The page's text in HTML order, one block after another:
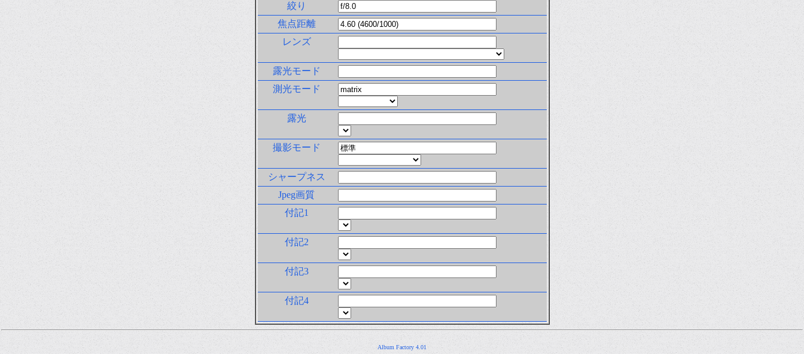
絞り
焦点距離
レンズ
露光モード
測光モード
露光
撮影モード
シャープネス
Jpeg画質
付記1
付記2
付記3
付記4
Album Factory 4.01